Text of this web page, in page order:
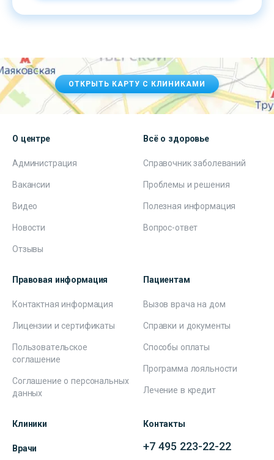
ОТКРЫТЬ КАРТУ С КЛИНИКАМИ
О центре
Администрация
Вакансии
Видео
Новости
Отзывы
Всё о здоровье
Справочник заболеваний
Проблемы и решения
Полезная информация
Вопрос-ответ
Правовая информация
Контактная информация
Лицензии и сертификаты
Пользовательское
соглашение
Соглашение о персональных
данных
Пациентам
Вызов врача на дом
Справки и документы
Способы оплаты
Программа лояльности
Лечение в кредит
Клиники
Врачи
Контакты
+7 495 223-22-22